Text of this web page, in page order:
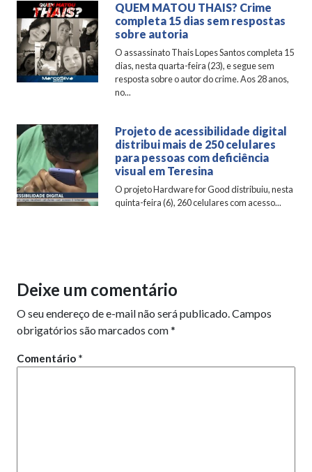
QUEM MATOU THAIS? Crime
completa 15 dias sem respostas
sobre autoria
O assassinato Thais Lopes Santos completa 15
dias, nesta quarta-feira (23), e segue sem
resposta sobre o autor do crime. Aos 28 anos,
no...
Projeto de acessibilidade digital
distribui mais de 250 celulares
para pessoas com deficiência
visual em Teresina
O projeto Hardware for Good distribuiu, nesta
quinta-feira (6), 260 celulares com acesso...
Deixe um comentário
O seu endereço de e-mail não será publicado.Campos
obrigatórios são marcados com*
Comentário *